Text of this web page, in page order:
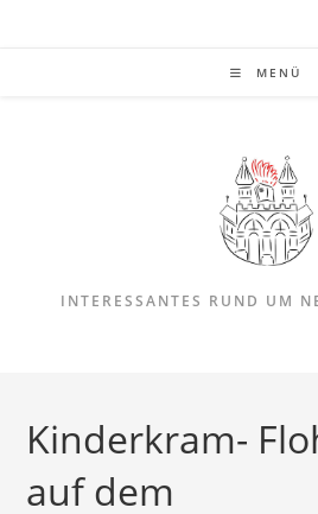
MENÜ
INTERESSANTES RUND UM
Kinderkram-
auf dem